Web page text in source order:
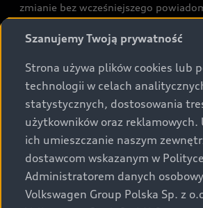
zmianie bez wcześniejszego
rozumieniu art. 5561§2 Kodeksu
Podane kwoty są rekomendowane i
VAT (23%), chyba że inaczej
Audi zastrzega sobie możliwość
prezentowanych wersjach.
wyposażenia mogą różnić się od
przewidzianej na rynek polski.
Szanujemy Twoją prywatność
Strona używa plików cookies lub
technologii w celach
statystycznych, dostosowania
użytkowników oraz reklamowych.
ich umieszczanie naszym
dostawcom wskazanym w
Administratorem danych
Volkswagen Group Polska Sp. z